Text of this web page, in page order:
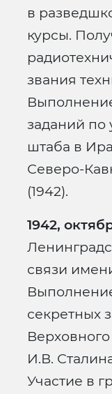
в
курсы.
звания
заданий по
штаба в
Северо-
(1942).
1942,
связи
секретных
И.В.
Участие в